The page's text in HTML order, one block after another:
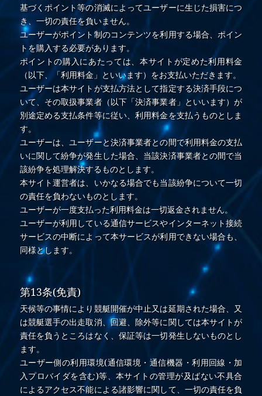
基づくポイント等の消滅によってユーザーに生じた損害につ
き、一切の責任を負いません。
ユーザーがポイント制のコンテンツを利用する場合、ポイン
トを購入する必要があります。
ポイントの購入にあたっては、本サイトが定めた利用料金
（以下、「利用料金」といいます）をお支払いただきます。
ユーザーは本サイトが支払方法として指定する決済手段につ
いて、その取扱事業者（以下「決済事業者」といいます）が
別途定める支払条件等に従い、利用料金を支払うものとしま
す。
ユーザーは、ユーザーと決済事業者との間で利用料金の支払
いに関して紛争が発生した場合、当該決済事業者との間で当
該紛争を処理解決するものとします。
本サイト運営者は、いかなる場合でも当該紛争について一切
の責任を負わないものとします。
ユーザーが一度支払った利用料金は一切返金されません。
ユーザーが利用している通信サービスやインターネット接続
サービスの中断によって本サービスが利用できない場合も、
同様とします。
第13条(免責)
天候等の事情により競艇開催が中止又は延期された場合、又
は競艇選手の出走取消、回避、除外等に関しては本サイトが
責任を負うところはなく、保証等は一切発生しないものとし
ます。
ユーザー側の利用環境(通信環境・通信機器・利用回線・加
入プロバイダを含む)等、本サイトの管理が及ばない不具合
によるアクセス不能による諸影響に関して、一切の責任を負